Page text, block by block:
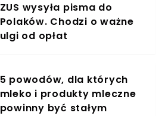
ZUS wysyła pisma do
Polaków. Chodzi o ważne
ulgi od opłat
5 powodów, dla których
mleko i produkty mleczne
powinny być stałym